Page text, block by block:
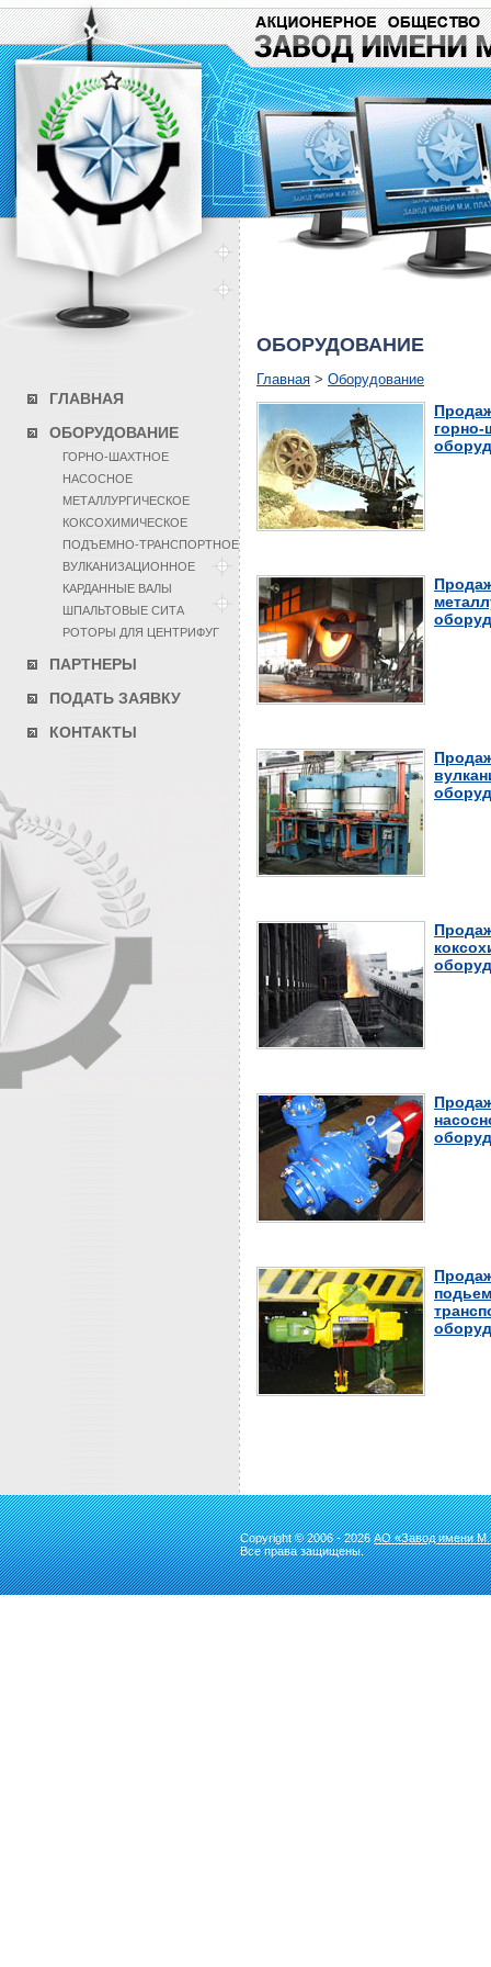
ГЛАВНАЯ
ОБОРУДОВАНИЕ
ГОРНО-ШАХТНОЕ
НАСОСНОЕ
МЕТАЛЛУРГИЧЕСКОЕ
КОКСОХИМИЧЕСКОЕ
ПОДЪЕМНО-ТРАНСПОРТНОЕ
ВУЛКАНИЗАЦИОННОЕ
КАРДАННЫЕ ВАЛЫ
ШПАЛЬТОВЫЕ СИТА
РОТОРЫ ДЛЯ ЦЕНТРИФУГ
ПАРТНЕРЫ
ПОДАТЬ ЗАЯВКУ
КОНТАКТЫ
ОБОРУДОВАНИЕ
Главная > Оборудование
горно-
Copyright © 2006 - 2026АО «Завод имени
Все права защищены.